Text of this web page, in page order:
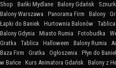
Shop : Bańki Mydlane : Balony Gdańsk :
Balony Warszawa : Panorama Firm : Balony :
Łapki do Baniek : Hurtownia Balonów : Tablica
Balony Gdynia : Miasto Rumia : Fotobudka :
Gratka : Tablica : Halloween : Balony Rumia :
Baza Firm : Gratka : Ogłoszenia : Płyn do
w Bańce : Kurs Animatora Gdańsk : Balony z